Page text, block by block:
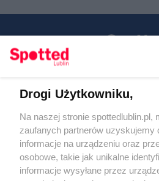
KATEGORIE
Regulamin
Polityka prywatności
RODO
Warunki korzystania z treści
Drogi Użytkowniku,
Na naszej stronie spottedlublin.pl,
zaufanych partnerów uzyskujemy
informacje na urządzeniu oraz
osobowe, takie jak unikalne
informacje wysyłane przez